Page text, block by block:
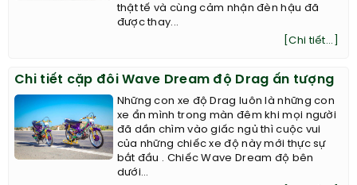
thật tế và cùng cảm nhận đèn hậu đã
được thay...
[Chi tiết...]
Chi tiết cặp đôi Wave Dream độ Drag ấn tượng
Những con xe độ Drag luôn là những con
xe ẩn mình trong màn đêm khi mọi người
đã dần chìm vào giấc ngủ thì cuộc vui
của những chiếc xe độ này mới thực sự
bắt đầu . Chiếc Wave Dream độ bên
dưới...